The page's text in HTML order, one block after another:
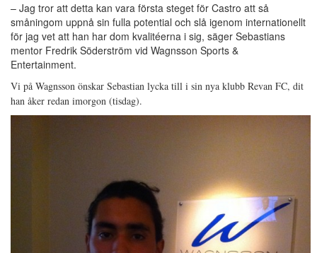
– Jag tror att detta kan vara första steget för Castro att så
småningom uppnå sin fulla potential och slå igenom internationellt
för jag vet att han har dom kvalitéerna i sig, säger Sebastians
mentor Fredrik Söderström vid Wagnsson Sports &
Entertainment.
Vi på Wagnsson önskar Sebastian lycka till i sin nya klubb Revan FC, dit
han åker redan imorgon (tisdag).